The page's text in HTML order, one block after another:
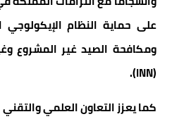
على حماية النظام الإيكولوجي
ومكافحة الصيد غير المشروع
(INN).
كما يعزز التعاون العلمي